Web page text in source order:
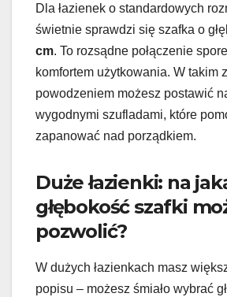
Dla łazienek o standardowych
świetnie sprawdzi się szafka o
cm. To rozsądne połączenie
komfortem użytkowania. W takim
powodzeniem możesz postawić
wygodnymi szufladami, które
zapanować nad porządkiem.
Duże łazienki: na
głębokość szafki
pozwolić?
W dużych łazienkach masz
popisu – możesz śmiało wybrać